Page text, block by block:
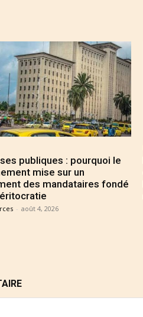
publiques : pourquoi le
mise sur un
des mandataires fondé
- août 4, 2026